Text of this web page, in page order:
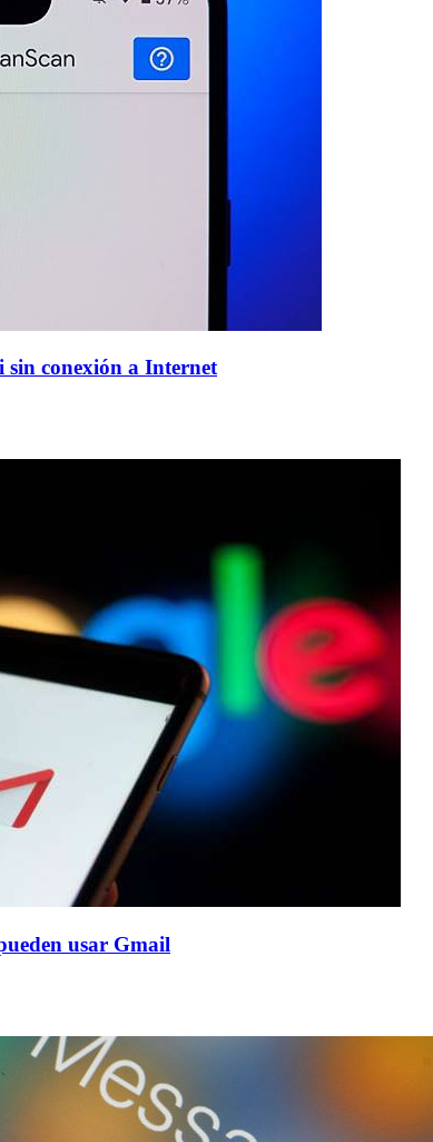
conexión a Internet
usar Gmail